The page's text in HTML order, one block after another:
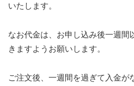
いたします。
なお代金は、お申し込み後一週間
きますようお願いします。
ご注文後、一週間を過ぎて入金が